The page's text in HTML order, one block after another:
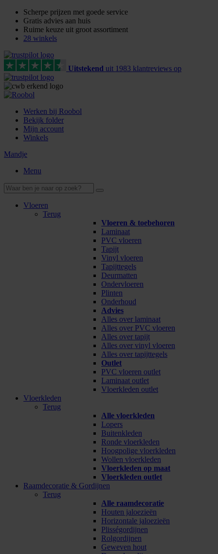
Scherpe prijzen met goede service
Gratis advies aan huis
Ruime keuze uit groot assortiment
28 winkels
Uitstekend uit 1983 klantreviews op
Werken bij Roobol
Bekijk folder
Mijn account
Winkels
Mandje
Menu
Vloeren
Terug
Vloeren & toebehoren
Laminaat
PVC vloeren
Tapijt
Vinyl vloeren
Tapijttegels
Deurmatten
Ondervloeren
Plinten
Onderhoud
Advies
Alles over laminaat
Alles over PVC vloeren
Alles over tapijt
Alles over vinyl vloeren
Alles over tapijttegels
Outlet
PVC vloeren outlet
Laminaat outlet
Vloerkleden outlet
Vloerkleden
Terug
Alle vloerkleden
Lopers
Buitenkleden
Ronde vloerkleden
Hoogpolige vloerkleden
Wollen vloerkleden
Vloerkleden op maat
Vloerkleden outlet
Raamdecoratie & Gordijnen
Terug
Alle raamdecoratie
Houten jaloezieën
Horizontale jaloezieën
Plisségordijnen
Rolgordijnen
Geweven hout